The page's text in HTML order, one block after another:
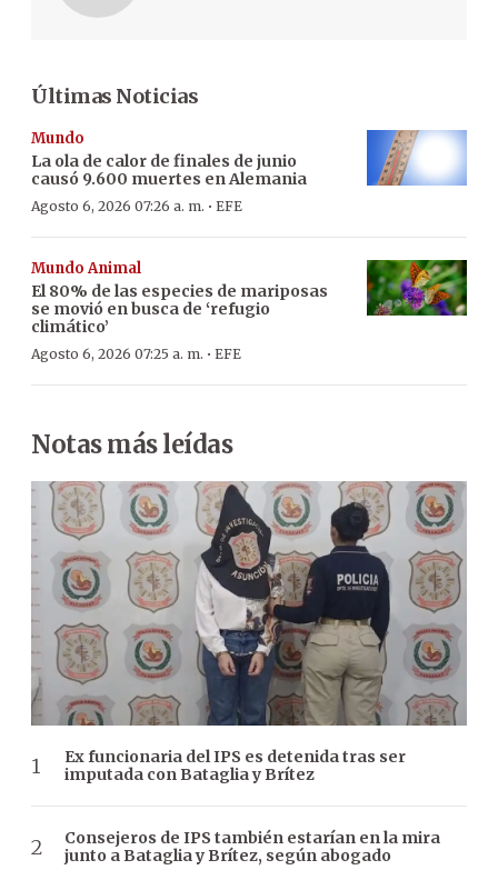
Últimas Noticias
Mundo
La ola de calor de finales de junio
causó 9.600 muertes en Alemania
Agosto 6, 2026 07:26 a. m. · EFE
Mundo Animal
El 80% de las especies de mariposas
se movió en busca de ‘refugio
climático’
Agosto 6, 2026 07:25 a. m. · EFE
Notas más leídas
Ex funcionaria del IPS es detenida tras ser
imputada con Bataglia y Brítez
Consejeros de IPS también estarían en la mira
junto a Bataglia y Brítez, según abogado